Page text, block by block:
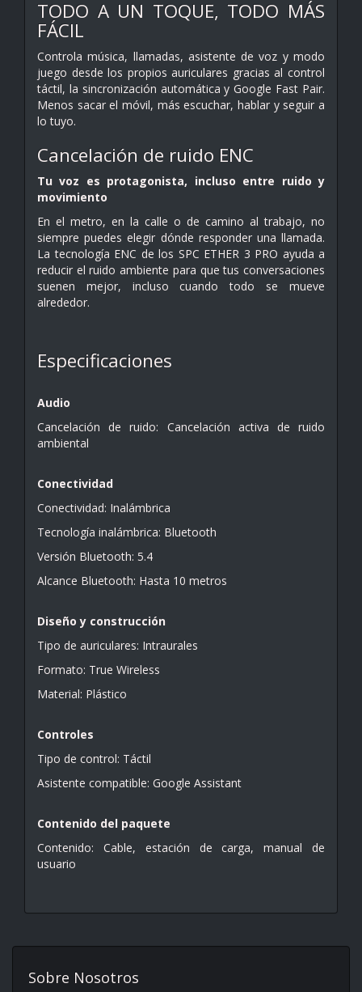
TODO A UN TOQUE, TODO MÁS
FÁCIL
Controla música, llamadas, asistente de voz y modo
juego desde los propios auriculares gracias al control
táctil, la sincronización automática y Google Fast Pair.
Menos sacar el móvil, más escuchar, hablar y seguir a
lo tuyo.
Cancelación de ruido ENC
Tu voz es protagonista, incluso entre ruido y
movimiento
En el metro, en la calle o de camino al trabajo, no
siempre puedes elegir dónde responder una llamada.
La tecnología ENC de los SPC ETHER 3 PRO ayuda a
reducir el ruido ambiente para que tus conversaciones
suenen mejor, incluso cuando todo se mueve
alrededor.
Especificaciones
Audio
Cancelación de ruido: Cancelación activa de ruido
ambiental
Conectividad
Conectividad: Inalámbrica
Tecnología inalámbrica: Bluetooth
Versión Bluetooth: 5.4
Alcance Bluetooth: Hasta 10 metros
Diseño y construcción
Tipo de auriculares: Intraurales
Formato: True Wireless
Material: Plástico
Controles
Tipo de control: Táctil
Asistente compatible: Google Assistant
Contenido del paquete
Contenido: Cable, estación de carga, manual de
usuario
Sobre Nosotros